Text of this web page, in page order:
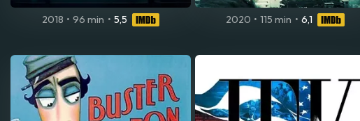
2018 • 96 min • 5,5 2020 • 115 min • 6,1